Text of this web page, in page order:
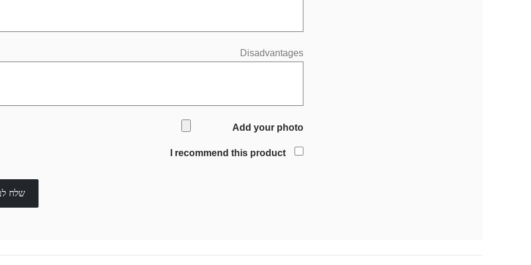
Disadvantages
Add your photo
I recommend this product
שלח